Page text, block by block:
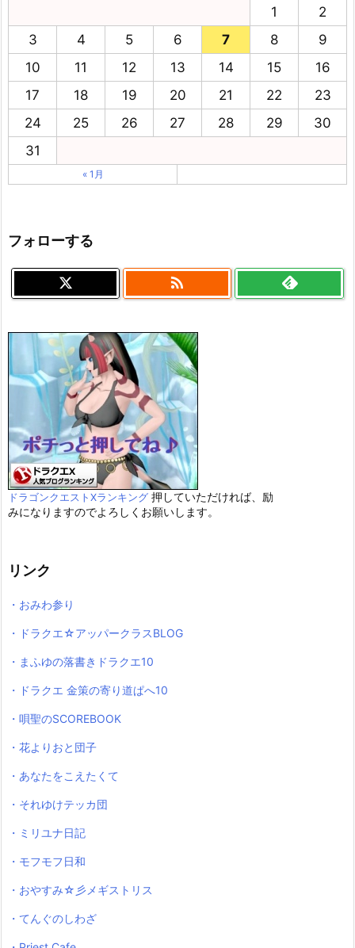
1
2
3
4 5 6 7 8
9
10
11 12 13 14 15
16
17
18 19 20 21 22
23
24
25 26 27 28 29
30
31
« 1月
フォローする

ドラゴンクエストXランキング 押していただければ、励
みになりますのでよろしくお願いします。
リンク
・おみわ参り
・ドラクエ☆アッパークラスBLOG
・まふゆの落書きドラクエ10
・ドラクエ 金策の寄り道ぱへ10
・唄聖のSCOREBOOK
・花よりおと団子
・あなたをこえたくて
・それゆけテッカ団
・ミリユナ日記
・モフモフ日和
・おやすみ☆彡メギストリス
・てんぐのしわざ